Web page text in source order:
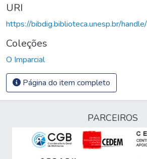
URI
https://bibdig.biblioteca.unesp.br/
Coleções
O Imparcial
Página do item completo
PARCEIROS